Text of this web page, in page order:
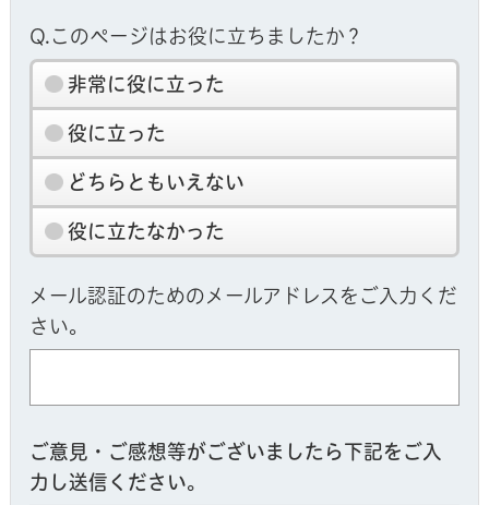
Q.このページはお役に立ちましたか？
非常に役に立った
役に立った
どちらともいえない
役に立たなかった
メール認証のためのメールアドレスをご入力くだ
さい。
ご意見・ご感想等がございましたら下記をご入
力し送信ください。